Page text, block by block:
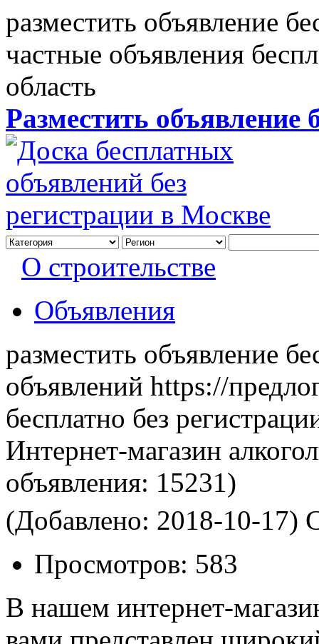
разместить объявление
частные объявления
область
Разместить объявление
О строительстве
Объявления
разместить объявление
объявлений https://
бесплатно без
Интернет-магазин
объявления: 15231)
(Добавлено: 2018-10-17)
Просмотров: 583
В нашем интернет-